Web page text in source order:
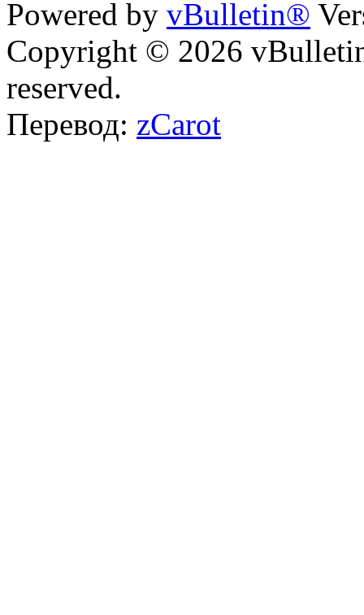
Powered by vBulletin®
Copyright © 2026
reserved.
Перевод: zCarot